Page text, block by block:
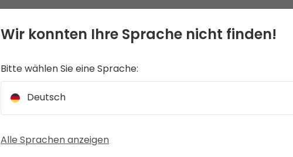
Wir konnten Ihre Sprache nicht finden!
Bitte wählen Sie eine Sprache:
Deutsch
Alle Sprachen anzeigen